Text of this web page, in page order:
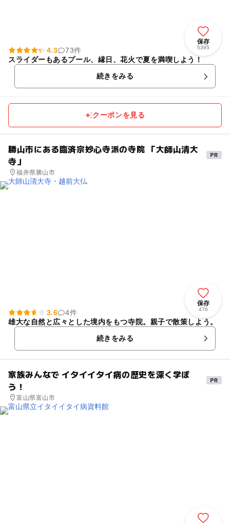
保存
5395
4.3
73件
スライダーもあるプール、縁日、花火で夏を満喫しよう！
続きをみる
クーポンを見る
勝山市にある臨済宗妙心寺派の寺院 「大師山清大
寺」
福井県勝山市
保存
476
3.6
4件
雄大な自然と広々とした境内をもつ寺院。親子で散策しよう。
続きをみる
家族みんなで イタイイタイ病の歴史を深く学ぼ
う！
富山県富山市